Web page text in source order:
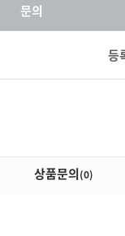
문의
등
상품문의(0)